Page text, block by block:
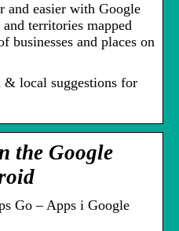
and easier with Google
territories mapped
businesses and places on
& local suggestions for
the Google
Go – Apps i Google